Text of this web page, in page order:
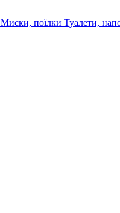
Миски, поїлки Туалети,